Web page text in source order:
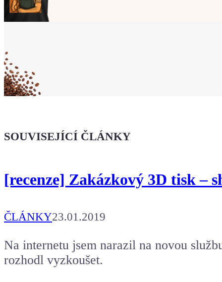
že jsi Maker!
Koupit tričko
SOUVISEJÍCÍ ČLÁNKY
[recenze] Zakázkový 3D tisk –
ČLÁNKY23.01.2019
Na internetu jsem narazil na novou
rozhodl vyzkoušet.